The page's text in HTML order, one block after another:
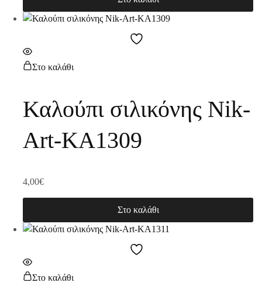
Στο καλάθι
Καλούπι σιλικόνης Nik-
Art-KA1309
4,00€
Στο καλάθι
Στο καλάθι